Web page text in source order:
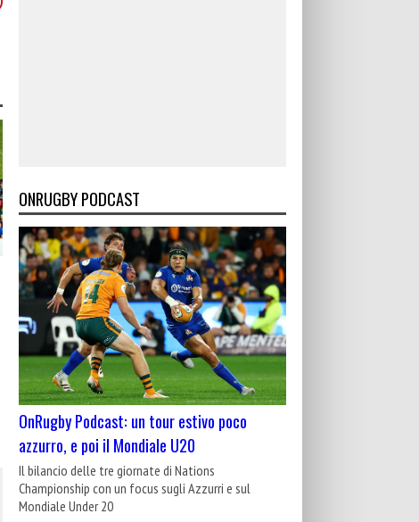
ONRUGBY PODCAST
OnRugby Podcast: un tour estivo poco
azzurro, e poi il Mondiale U20
Il bilancio delle tre giornate di Nations
Championship con un focus sugli Azzurri e sul
Mondiale Under 20